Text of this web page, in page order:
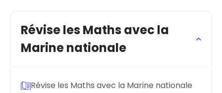
Révise les Maths avec la
Marine nationale
Révise les Maths avec la Marine nationale